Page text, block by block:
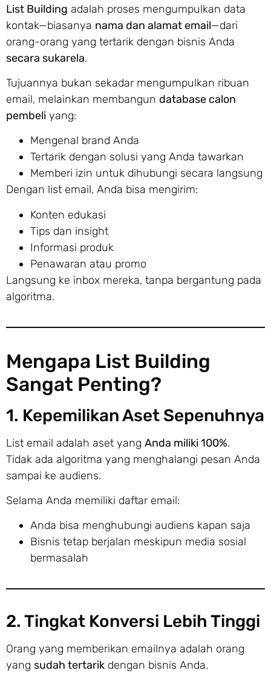
List Building adalah proses mengumpulkan data
kontak—biasanya nama dan alamat email—dari
orang-orang yang tertarik dengan bisnis Anda
secara sukarela.
Tujuannya bukan sekadar mengumpulkan ribuan
email, melainkan membangun database calon
pembeli yang:
Mengenal brand Anda
Tertarik dengan solusi yang Anda tawarkan
Memberi izin untuk dihubungi secara langsung
Dengan list email, Anda bisa mengirim:
Konten edukasi
Tips dan insight
Informasi produk
Penawaran atau promo
Langsung ke inbox mereka, tanpa bergantung pada
algoritma.
Mengapa List Building
Sangat Penting?
1. Kepemilikan Aset Sepenuhnya
List email adalah aset yang Anda miliki 100%.
Tidak ada algoritma yang menghalangi pesan Anda
sampai ke audiens.
Selama Anda memiliki daftar email:
Anda bisa menghubungi audiens kapan saja
Bisnis tetap berjalan meskipun media sosial
bermasalah
2. Tingkat Konversi Lebih Tinggi
Orang yang memberikan emailnya adalah orang
yang sudah tertarik dengan bisnis Anda.